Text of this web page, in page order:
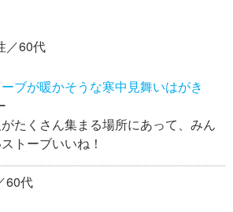
／60代
ブが暖かそうな寒中見舞いはがき
たくさん集まる場所にあって、みん
トーブいいね！
60代